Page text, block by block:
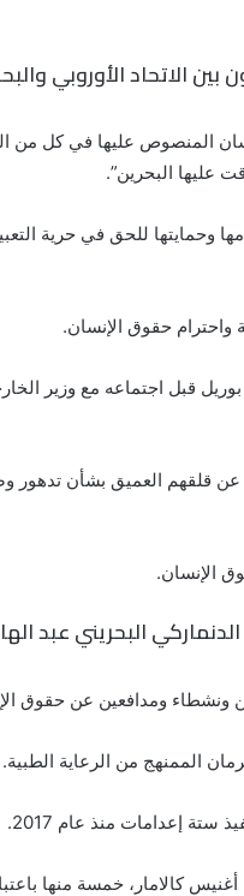
الاتحاد الأوروبي
المنصوص عليها في كل من
عليها البحرين”.
وحمايتها للحق في حرية
واحترام حقوق الإنسان.
قبل اجتماعه مع وزير
عن قلقهم العميق بشأن
الإنسان.
البحريني عبد
ونشطاء ومدافعين عن حقوق
إعدامات منذ عام 2017.
كالامار، خمسة منها